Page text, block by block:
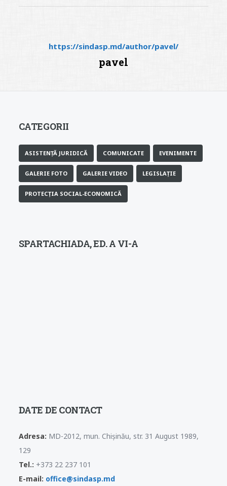
https://sindasp.md/author/pavel/
pavel
CATEGORII
ASISTENȚĂ JURIDICĂ COMUNICATE EVENIMENTE
GALERIE FOTO GALERIE VIDEO LEGISLAȚIE
PROTECȚIA SOCIAL-ECONOMICĂ
SPARTACHIADA, ED. A VI-A
DATE DE CONTACT
Adresa: MD-2012, mun. Chișinău, str. 31 August 1989,
129
Tel.: +373 22 237 101
E-mail: office@sindasp.md